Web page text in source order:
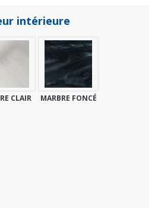
intérieure
CLAIR MARBRE FONCÉ